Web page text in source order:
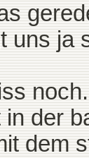
uns ja
in der
dem